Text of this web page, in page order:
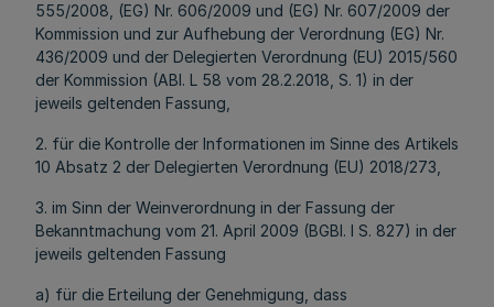
555/2008, (EG) Nr. 606/2009 und (EG) Nr. 607/2009 der
Kommission und zur Aufhebung der Verordnung (EG) Nr.
436/2009 und der Delegierten Verordnung (EU) 2015/560
der Kommission (ABl. L 58 vom 28.2.2018, S. 1) in der
jeweils geltenden Fassung,
2. für die Kontrolle der Informationen im Sinne des Artikels
10 Absatz 2 der Delegierten Verordnung (EU) 2018/273,
3. im Sinn der Weinverordnung in der Fassung der
Bekanntmachung vom 21. April 2009 (BGBI. I S. 827) in der
jeweils geltenden Fassung
a) für die Erteilung der Genehmigung, dass